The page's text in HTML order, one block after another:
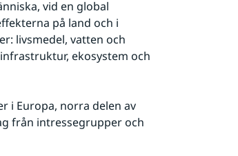
vid en global
på land och i
livsmedel, vatten och
ekosystem och
i Europa, norra delen av
från intressegrupper och